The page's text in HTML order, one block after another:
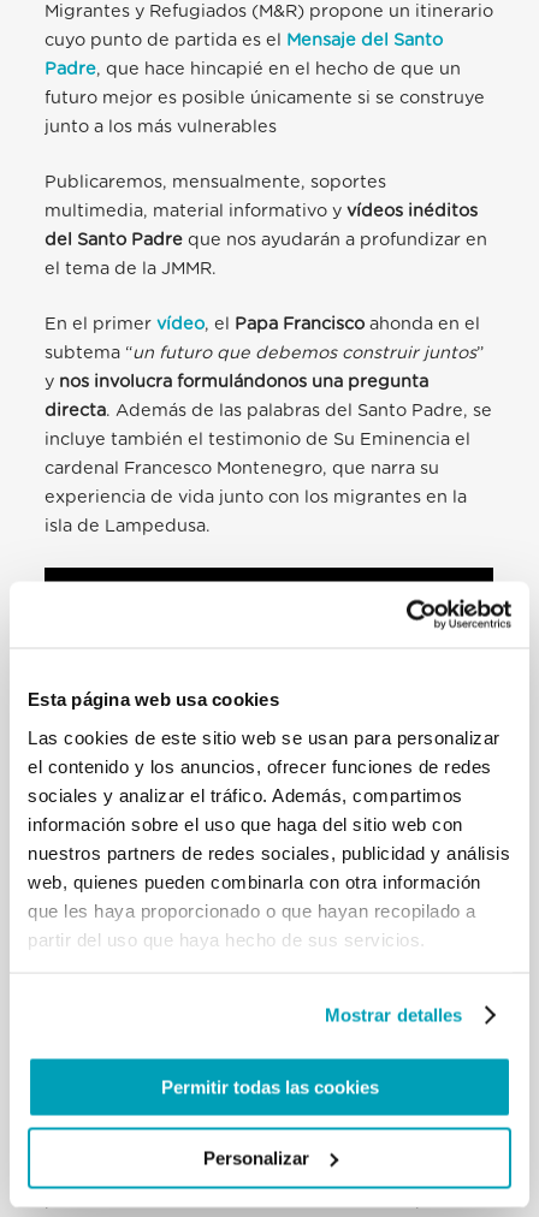
Esta página web usa cookies
Las cookies de este sitio web se usan para personalizar
el contenido y los anuncios, ofrecer funciones de redes
sociales y analizar el tráfico. Además, compartimos
información sobre el uso que haga del sitio web con
nuestros partners de redes sociales, publicidad y análisis
web, quienes pueden combinarla con otra información
que les haya proporcionado o que hayan recopilado a
partir del uso que haya hecho de sus servicios.
Mostrar detalles
Permitir todas las cookies
Personalizar
Migrantes y Refugiados (M&R) propone un itinerario
cuyo punto de partida es el Mensaje del Santo
Padre, que hace hincapié en el hecho de que un
futuro mejor es posible únicamente si se construye
junto a los más vulnerables
Publicaremos, mensualmente, soportes
multimedia, material informativo yvídeos inéditos
del Santo Padre que nos ayudarán a profundizar en
el tema de la JMMR.
En el primervídeo, el Papa Francisco ahonda en el
subtema “un futuro que debemos construir juntos”
y nos involucra formulándonos una pregunta
directa. Además de las palabras del Santo Padre, se
incluye también el testimonio de Su Eminencia el
cardenal Francesco Montenegro, que narra su
experiencia de vida junto con los migrantes en la
isla de Lampedusa.
EN–FR–IT–PT–DE
¡Todos estamos invitados a responder a la pregunta
, o síguenos en las redes sociales y
responde directamente a la pregunta publicada.
Las respuestas más inspiradoras se convertirán en
parte de la campaña.
Todo el material de la campaña se encuentra en la